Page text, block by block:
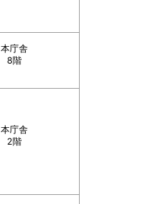
本庁舎
8階
本庁舎
2階